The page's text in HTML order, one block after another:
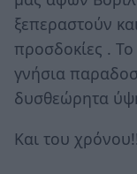
ξεπεραστούν
προσδοκίες .
γνήσια
δυσθεώρητα
Και του